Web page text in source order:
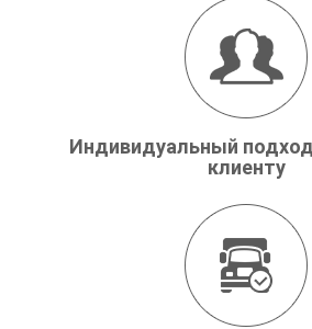
Индивидуальный
клиенту